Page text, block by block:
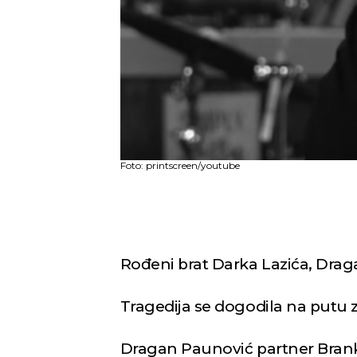
Foto: printscreen/youtube
Rođeni brat Darka Lazića,
Tragedija se dogodila na putu
Dragan Paunović partner